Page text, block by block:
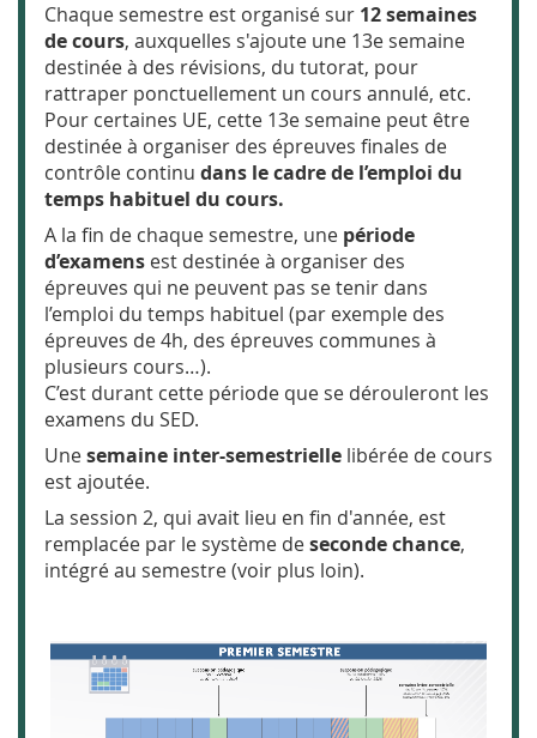
Chaque semestre est organisé sur 12 semaines
de cours, auxquelles s'ajoute une 13e semaine
destinée à des révisions, du tutorat, pour
rattraper ponctuellement un cours annulé, etc.
Pour certaines UE, cette 13e semaine peut être
destinée à organiser des épreuves finales de
contrôle continu dans le cadre de l’emploi du
temps habituel du cours.
A la fin de chaque semestre, une période
d’examens est destinée à organiser des
épreuves qui ne peuvent pas se tenir dans
l’emploi du temps habituel (par exemple des
épreuves de 4h, des épreuves communes à
plusieurs cours…).
C’est durant cette période que se dérouleront les
examens du SED.
Unesemaine inter-semestrielle libérée de cours
est ajoutée.
La session 2, qui avait lieu en fin d'année, est
remplacée par le système deseconde chance,
intégré au semestre (voir plus loin).